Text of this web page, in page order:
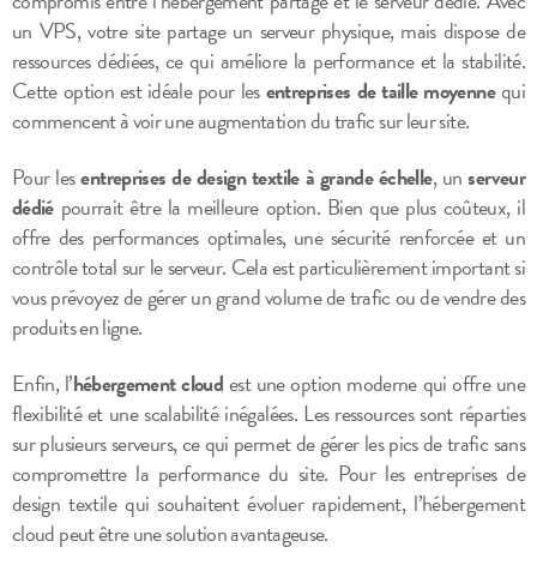
un VPS, votre site partage un serveur physique, mais dispose de
ressources dédiées, ce qui améliore la performance et la stabilité.
Cette option est idéale pour lesentreprises de taille moyennequi
commencent à voir une augmentation du trafic sur leur site.
Pour lesentreprises de design textile à grande échelle, unserveur
dédiépourrait être la meilleure option. Bien que plus coûteux, il
offre des performances optimales, une sécurité renforcée et un
contrôle total sur le serveur. Cela est particulièrement important si
vous prévoyez de gérer un grand volume de trafic ou de vendre des
produits en ligne.
Enfin, l’hébergement cloudest une option moderne qui offre une
flexibilité et une scalabilité inégalées. Les ressources sont réparties
sur plusieurs serveurs, ce qui permet de gérer les pics de trafic sans
compromettre la performance du site. Pour les entreprises de
design textile qui souhaitent évoluer rapidement, l’hébergement
cloud peut être une solution avantageuse.